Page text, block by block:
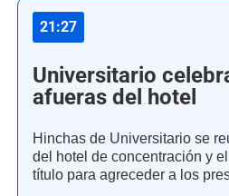
21:27
Universitario
afueras del hotel
Hinchas de Universitario se
del hotel de concentración y
título para agreceder a los